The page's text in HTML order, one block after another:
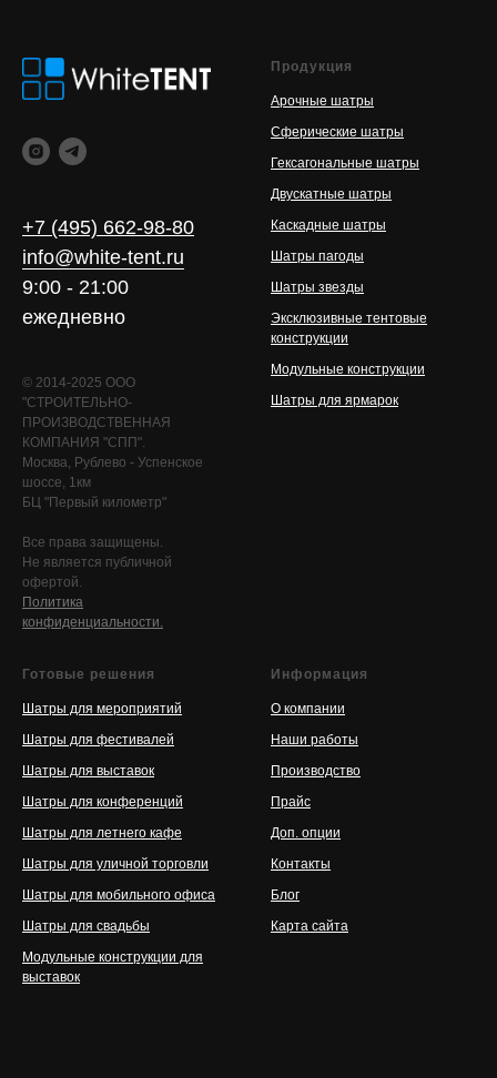
+7 (495) 662-98-80
info@white-tent.ru
9:00 - 21:00
ежедневно
© 2014-2025 ООО
"СТРОИТЕЛЬНО-
ПРОИЗВОДСТВЕННАЯ
КОМПАНИЯ "СПП".
Москва, Рублево - Успенское
шоссе, 1км
БЦ "Первый километр"
Все права защищены.
Не является публичной
офертой.
Политика
конфиденциальности.
Продукция
Арочные шатры
Сферические шатры
Гексагональные шатры
Двускатные шатры
Каскадные шатры
Шатры пагоды
Шатры звезды
Эксклюзивные тентовые
конструкции
Модульные конструкции
Шатры для ярмарок
Готовые решения
Шатры для мероприятий
Шатры для фестивалей
Шатры для выставок
Шатры для конференций
Шатры для летнего кафе
Шатры для уличной торговли
Шатры для мобильного офиса
Шатры для свадьбы
Модульные конструкции для
выставок
Информация
О компании
Наши работы
Производство
Прайс
Доп. опции
Контакты
Блог
Карта сайта